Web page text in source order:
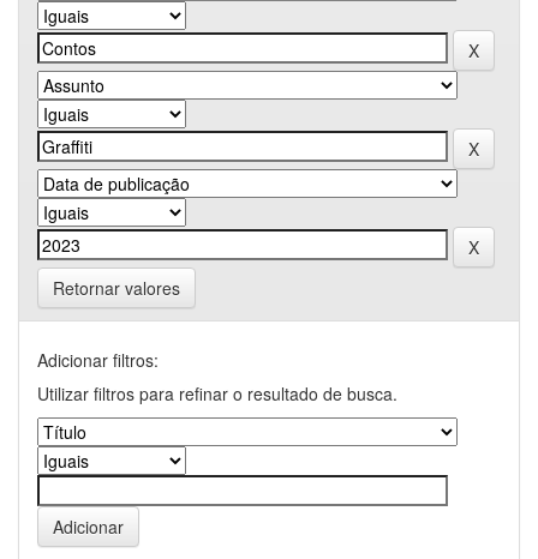
Retornar valores
Adicionar filtros:
Utilizar filtros para refinar o resultado de busca.